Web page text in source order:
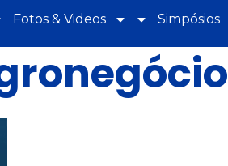
Fotos & Videos Simpósios